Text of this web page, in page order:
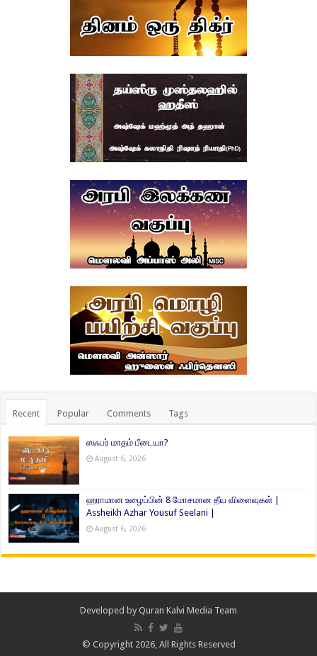
Recent Popular Comments Tags
ஸஃபர் மாதம் பீடையா?
August 6, 2026
ஹராமான உழைப்பின் 8 மோசமான தீய விளைவுகள் |
Assheikh Azhar Yousuf Seelani |
August 6, 2026
Developed by Quran Kalvi Media Team
© Copyright 2026, All Rights Reserved